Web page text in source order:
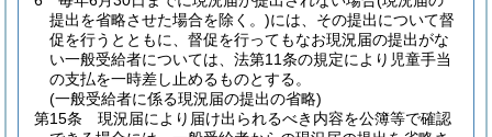
提出を省略させた場合を除く。)には、その提出について督
促を行うとともに、督促を行ってもなお現況届の提出がな
い一般受給者については、法第11条の規定により児童手当
の支払を一時差し止めるものとする。
(一般受給者に係る現況届の提出の省略)
第15条
現況届により届け出られるべき内容を公簿等で確認